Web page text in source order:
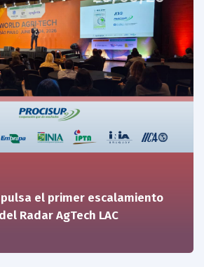
el primer escalamiento
Radar AgTech LAC